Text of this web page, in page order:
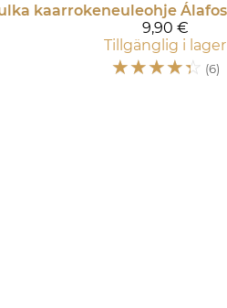
9,90 €
Tillgänglig i lager
☆☆☆☆☆ (6)